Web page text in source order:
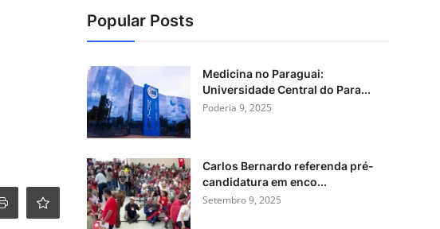
Popular Posts
Medicina no Paraguai:
Universidade Central do Para...
Poderia 9, 2025
Carlos Bernardo referenda pré-
candidatura em enco...
Setembro 9, 2025